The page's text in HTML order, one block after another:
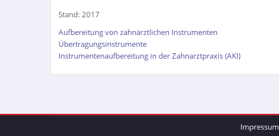
Stand: 2017
Aufbereitung von zahnärztlichen Instrumenten
Übertragungsinstrumente
Instrumentenaufbereitung in der Zahnarztpraxis (AKI)
Impressum